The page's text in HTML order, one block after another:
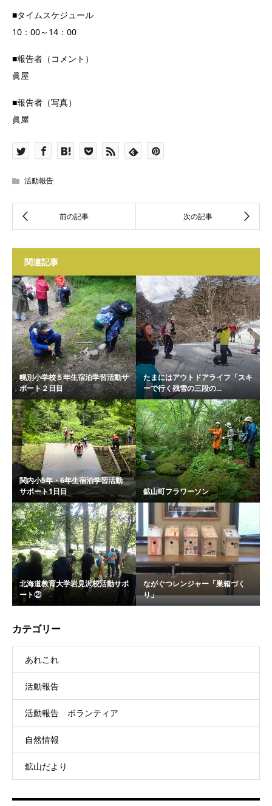
■タイムスケジュール
10：00～14：00
■報告者（コメント）
眞屋
■報告者（写真）
眞屋
活動報告
関連記事
幌別小学校５年生宿泊学習活動サ
ポート２日目
たまにはアウトドアライフ「スキ
ーで行く残雪の三段の...
関内小5年・6年生宿泊学習活動
サポート1日目
鉱山町フラワーソン
北海道教育大学岩見沢校活動サポ
ート②
ながぐつレンジャー「巣箱づく
り」
カテゴリー
あれこれ
活動報告
活動報告 ボランティア
自然情報
鉱山だより